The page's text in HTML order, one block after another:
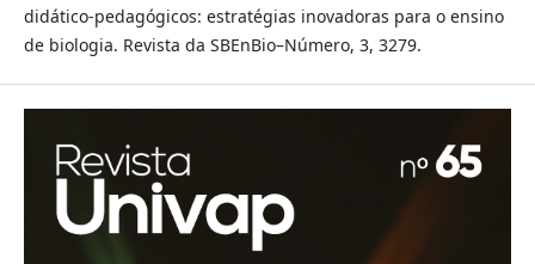
didático-pedagógicos: estratégias inovadoras para o ensino
de biologia. Revista da SBEnBio–Número, 3, 3279.